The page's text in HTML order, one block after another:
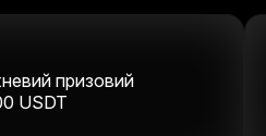
призовий
USDT